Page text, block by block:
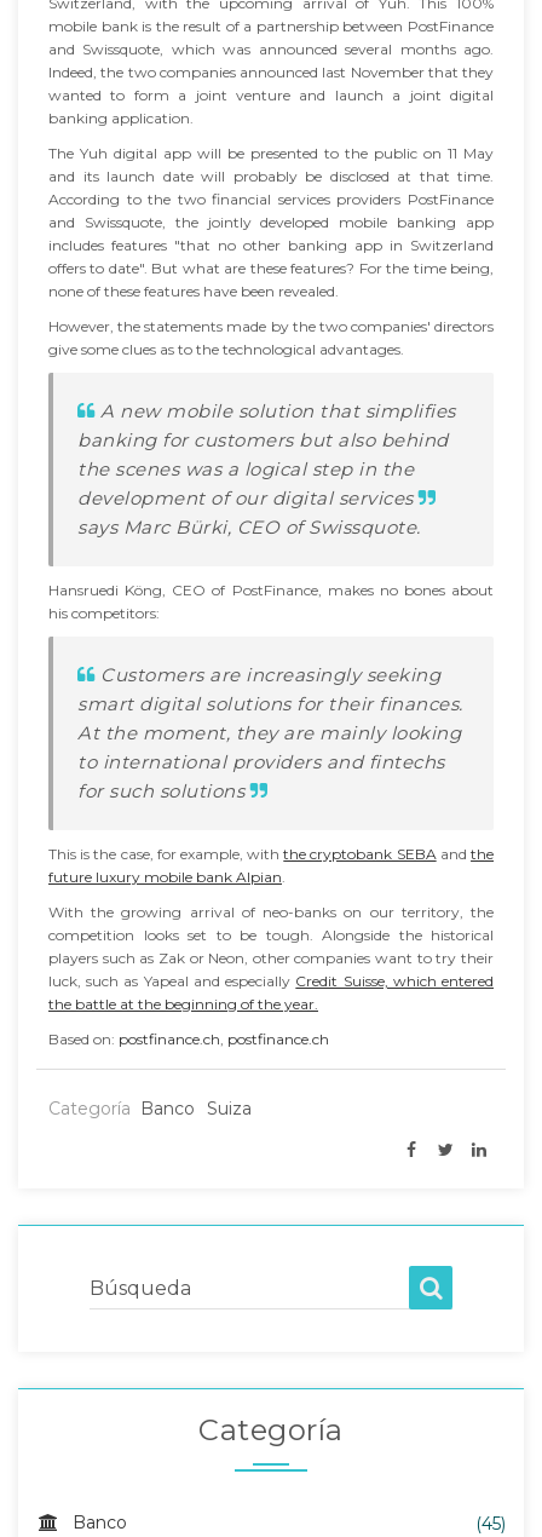
mobile bank is the result of a partnership between PostFinance
and Swissquote, which was announced several months ago.
Indeed, the two companies announced last November that they
wanted to form a joint venture and launch a joint digital
banking application.
The Yuh digital app will be presented to the public on 11 May
and its launch date will probably be disclosed at that time.
According to the two financial services providers PostFinance
and Swissquote, the jointly developed mobile banking app
includes features "that no other banking app in Switzerland
offers to date". But what are these features? For the time being,
none of these features have been revealed.
However, the statements made by the two companies' directors
give some clues as to the technological advantages.
A new mobile solution that simplifies
banking for customers but also behind
the scenes was a logical step in the
development of our digital services
says Marc Bürki, CEO of Swissquote.
Hansruedi Köng, CEO of PostFinance, makes no bones about
his competitors:
Customers are increasingly seeking
smart digital solutions for their finances.
At the moment, they are mainly looking
to international providers and fintechs
for such solutions
This is the case, for example, withthe cryptobank SEBAandthe
future luxury mobile bank Alpian.
With the growing arrival of neo-banks on our territory, the
competition looks set to be tough. Alongside the historical
players such as Zak or Neon, other companies want to try their
luck, such as Yapeal and especially Credit Suisse, which entered
the battle at the beginning of the year.
Based on: postfinance.ch, postfinance.ch
Categoría Banco Suiza
Búsqueda
Categoría
Banco (45)